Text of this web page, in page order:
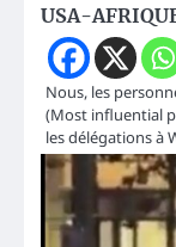
USA-
Nous, les
(Most influential
les délégations à